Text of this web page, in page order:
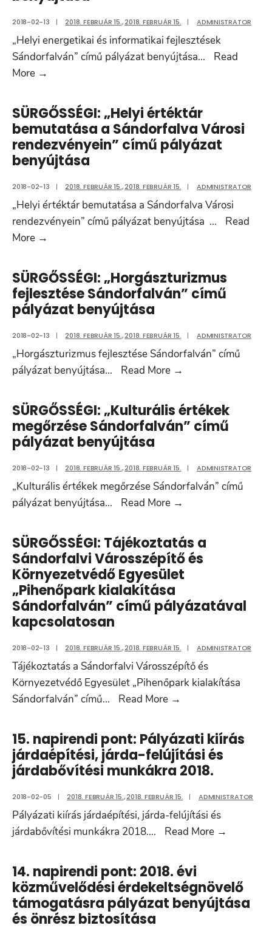
pályázat
benyújtása
2018-02-13 | 2018. FEBRUÁR 15.,2018. FEBRUÁR 15. | ADMINISTRATOR
„Helyi energetikai és informatikai fejlesztések
Sándorfalván” című pályázat benyújtása...
Read
More →
energetikai
és
informatikai
fejlesztések
Sándorfalván”
című
pályázat
benyújtása
SÜRGŐSSÉGI: „Helyi értéktár
bemutatása a Sándorfalva Városi
rendezvényein” című pályázat
benyújtása
2018-02-13 | 2018. FEBRUÁR 15.,2018. FEBRUÁR 15. | ADMINISTRATOR
„Helyi értéktár bemutatása a Sándorfalva Városi
rendezvényein” című pályázat benyújtása ...
Read
More →
értéktár
bemutatása
a
Városi
rendezvényein”
című
benyújtása
SÜRGŐSSÉGI: „Horgászturizmus
fejlesztése Sándorfalván” című
pályázat benyújtása
2018-02-13 | 2018. FEBRUÁR 15.,2018. FEBRUÁR 15. | ADMINISTRATOR
„Horgászturizmus fejlesztése Sándorfalván” című
pályázat benyújtása... Read More →
fejlesztése
Sándorfalván”
című
benyújtása
SÜRGŐSSÉGI: „Kulturális értékek
megőrzése Sándorfalván” című
pályázat benyújtása
2018-02-13 | 2018. FEBRUÁR 15.,2018. FEBRUÁR 15. | ADMINISTRATOR
„Kulturális értékek megőrzése Sándorfalván” című
pályázat benyújtása... Read More →
értékek
megőrzése
Sándorfalván”
pályázat
SÜRGŐSSÉGI: Tájékoztatás a
Sándorfalvi Városszépítő és
Környezetvédő Egyesület
„Pihenőpark kialakítása
Sándorfalván” című pályázatával
kapcsolatosan
2018-02-13 | 2018. FEBRUÁR 15.,2018. FEBRUÁR 15. | ADMINISTRATOR
Tájékoztatás a Sándorfalvi Városszépítő és
Környezetvédő Egyesület „Pihenőpark kialakítása
Sándorfalván” című... Read More →
Sándorfalvi
Városszépítő
Környezetvédő
Egyesület
„Pihenőpark
Sándorfalván”
című
pályázatával
kapcsolatosan
15. napirendi pont: Pályázati kiírás
járdaépítési, járda-felújítási és
járdabővítési munkákra 2018.
2018-02-05 | 2018. FEBRUÁR 15.,2018. FEBRUÁR 15. | ADMINISTRATOR
Pályázati kiírás járdaépítési, járda-felújítási és
járdabővítési munkákra 2018.... Read More →
Pályázati
kiírás
14. napirendi pont: 2018. évi
közművelődési érdekeltségnövelő
támogatásra pályázat benyújtása
és önrész biztosítása